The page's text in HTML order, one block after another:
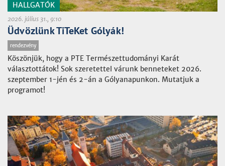
HALLGATÓK
2026. július 31., 9:10
Üdvözlünk TiTeKet Gólyák!
rendezvény
Köszönjük, hogy a PTE Természettudományi Karát
választottátok! Sok szeretettel várunk benneteket 2026.
szeptember 1-jén és 2-án a Gólyanapunkon. Mutatjuk a
programot!